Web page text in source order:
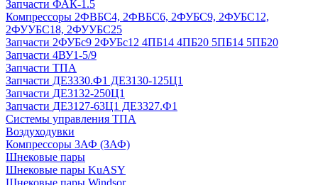
Запчасти ФАК-1.5
Компрессоры 2ФВБС4, 2ФВБС6, 2ФУБС9, 2ФУБС12,
2ФУУБС18, 2ФУУБС25
Запчасти 2ФУБс9 2ФУБс12 4ПБ14 4ПБ20 5ПБ14 5ПБ20
Запчасти 4ВУ1-5/9
Запчасти ТПА
Запчасти ДЕ3330.Ф1 ДЕ3130-125Ц1
Запчасти ДЕ3132-250Ц1
Запчасти ДЕ3127-63Ц1 ДЕ3327.Ф1
Системы управления ТПА
Воздуходувки
Компрессоры 3АФ (ЗАФ)
Шнековые пары
Шнековые пары KuASY
Шнековые пары Windsor